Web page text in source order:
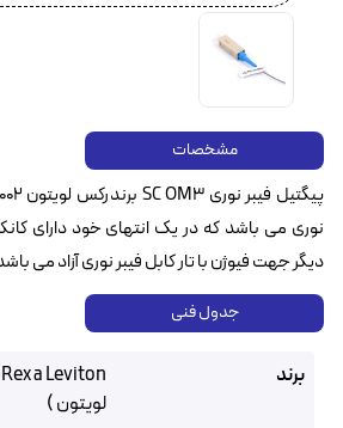
مشخصات
دیگر جهت فیوژن با تار کابل فیبر نوری آزاد می
جدول فنی
برند
لویتون )